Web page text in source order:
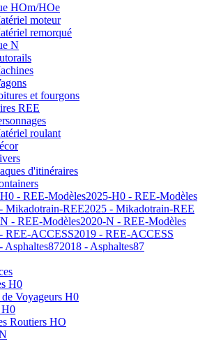
HOm/HOe
moteur
remorqué
N
et fourgons
REE
roulant
d'itinéraires
2025-H0 - REE-Modèles
2025 - Mikadotrain-REE
2020-N - REE-Modèles
2019 - REE-ACCESS
2018 - Asphaltes87
H0
Voyageurs H0
H0
Routiers HO